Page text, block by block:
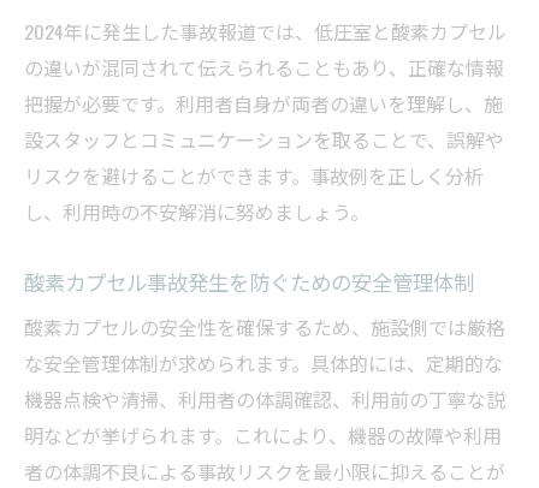
2024年に発生した事故報道では、低圧室と酸素カプセル
の違いが混同されて伝えられることもあり、正確な情報
把握が必要です。利用者自身が両者の違いを理解し、施
設スタッフとコミュニケーションを取ることで、誤解や
リスクを避けることができます。事故例を正しく分析
し、利用時の不安解消に努めましょう。
酸素カプセル事故発生を防ぐための安全管理体制
酸素カプセルの安全性を確保するため、施設側では厳格
な安全管理体制が求められます。具体的には、定期的な
機器点検や清掃、利用者の体調確認、利用前の丁寧な説
明などが挙げられます。これにより、機器の故障や利用
者の体調不良による事故リスクを最小限に抑えることが